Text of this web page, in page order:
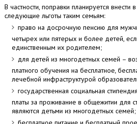
В частности, поправки планируется внести
следующие льготы таким семьям:
право на досрочную пенсию для
четырех или пятерых и более детей,
единственным их родителем;
для детей из многодетных семей –
платного обучения на бесплатное,
лечебной инфраструктурой
государственная социальная
платы за проживание в общежитии для
являются детьми из многодетных семей;